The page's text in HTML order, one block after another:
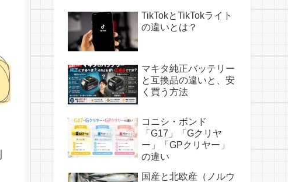
TikTokとTikTokライト
の違いとは？
マキタ純正バッテリー
と互換品の違いと、安
く買う方法
コニシ・ボンド
「G17」「Gクリヤ
ー」「GPクリヤー」
の違い
国産と北欧産（ノルウ